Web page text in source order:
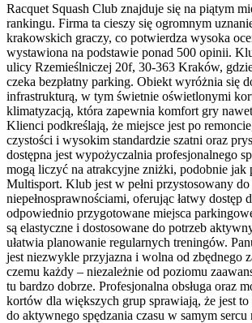
Racquet Squash Club znajduje się na piątym
rankingu. Firma ta cieszy się ogromnym
krakowskich graczy, co potwierdza wysoka
wystawiona na podstawie ponad 500 opinii.
ulicy Rzemieślniczej 20f, 30-363 Kraków,
czeka bezpłatny parking. Obiekt wyróżnia się
infrastrukturą, w tym świetnie oświetlonymi
klimatyzacją, która zapewnia komfort gry
Klienci podkreślają, że miejsce jest po
czystości i wysokim standardzie szatni oraz
dostępna jest wypożyczalnia profesjonalnego
mogą liczyć na atrakcyjne zniżki, podobnie jak
Multisport. Klub jest w pełni przystosowany do
niepełnosprawnościami, oferując łatwy dostęp
odpowiednio przygotowane miejsca
są elastyczne i dostosowane do potrzeb
ułatwia planowanie regularnych treningów.
jest niezwykle przyjazna i wolna od zbędnego
czemu każdy – niezależnie od poziomu
tu bardzo dobrze. Profesjonalna obsługa oraz
kortów dla większych grup sprawiają, że jest to
do aktywnego spędzania czasu w samym sercu